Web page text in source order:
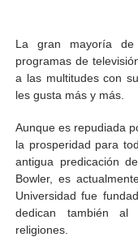
La gran mayoría de
programas de
a las multitudes con
les gusta más y más.
Aunque es repudiada
la prosperidad para
antigua predicación
Bowler, es
Universidad fue
dedican también al
religiones.